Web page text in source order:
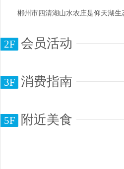
郴州市四清湖山水农庄是仰天湖
2F 会员活动
3F 消费指南
5F 附近美食